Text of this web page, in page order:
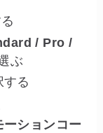
/ Pro /
ぶ
する
ーションコー